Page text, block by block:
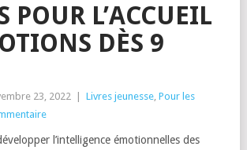
POUR L’ACCUEIL
DÈS 9
23, 2022 Livres jeunesse, Pour les
l’intelligence émotionnelles des